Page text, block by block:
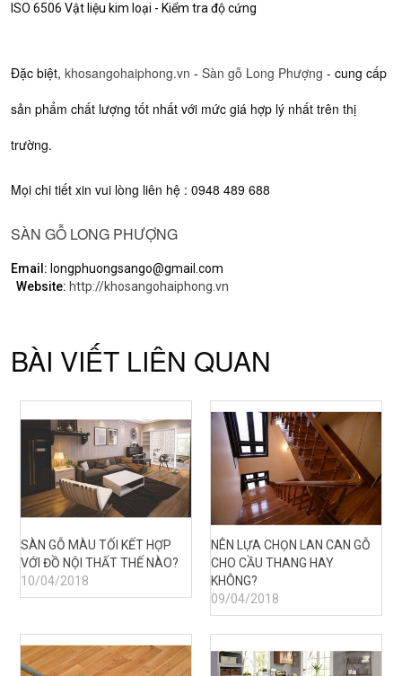
ISO 6506 Vật liệu kim loại - Kiểm tra độ cứng
Đặc biệt, khosangohaiphong.vn - Sàn gỗ Long Phượng - cung cấp
sản phẩm chất lượng tốt nhất với mức giá hợp lý nhất trên thị
trường.
Mọi chi tiết xin vui lòng liên hệ : 0948 489 688
SÀN GỖ LONG PHƯỢNG
Email: longphuongsango@gmail.com
Website: http://khosangohaiphong.vn
BÀI VIẾT LIÊN QUAN
SÀN GỖ MÀU TỐI KẾT HỢP
VỚI ĐỒ NỘI THẤT THẾ NÀO?
10/04/2018
NÊN LỰA CHỌN LAN CAN GỖ
CHO CẦU THANG HAY
KHÔNG?
09/04/2018